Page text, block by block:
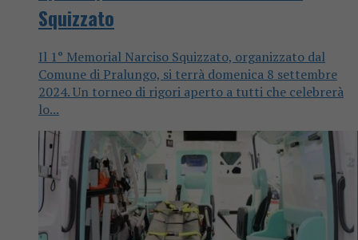
Squizzato
Il 1° Memorial Narciso Squizzato, organizzato dal
Comune di Pralungo, si terrà domenica 8 settembre
2024. Un torneo di rigori aperto a tutti che celebrerà
lo...